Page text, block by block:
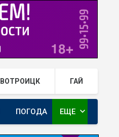
ГАЙ
ПОГОДА ЕЩЕ expand_more